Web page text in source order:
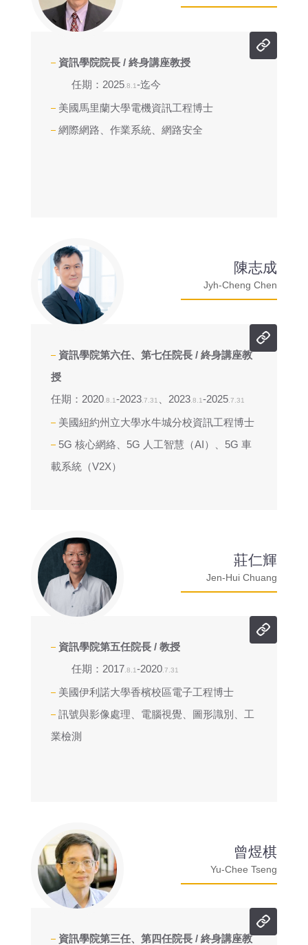
資訊學院院長 / 終身講座教授
任期：2025.8.1-迄今
美國馬里蘭大學電機資訊工程博士
網際網路、作業系統、網路安全
陳志成
Jyh-Cheng Chen
資訊學院第六任、第七任院長 / 終身講座教
授
任期：2020.8.1-2023.7.31 、2023.8.1-2025.7.31
美國紐約州立大學水牛城分校資訊工程博士
5G 核心網絡、5G 人工智慧（AI）、5G 車
載系統（V2X）
莊仁輝
Jen-Hui Chuang
資訊學院第五任院長 / 教授
任期：2017 .8.1-2020.7.31
美國伊利諾大學香檳校區電子工程博士
訊號與影像處理、電腦視覺、圖形識別、工
業檢測
曾煜棋
Yu-Chee Tseng
資訊學院第三任、第四任院長 / 終身講座教